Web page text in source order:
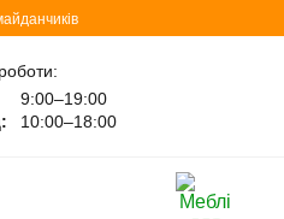
9:00–19:00
10:00–18:00